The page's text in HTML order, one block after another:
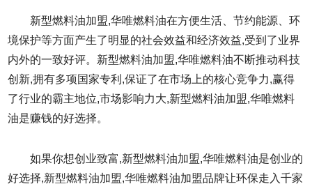
新型燃料油加盟,华唯燃料油在方便生活、节约能源、环
境保护等方面产生了明显的社会效益和经济效益,受到了业界
内外的一致好评。新型燃料油加盟,华唯燃料油不断推动科技
创新,拥有多项国家专利,保证了在市场上的核心竞争力,赢得
了行业的霸主地位,市场影响力大,新型燃料油加盟,华唯燃料
油是赚钱的好选择。
如果你想创业致富,新型燃料油加盟,华唯燃料油是创业的
好选择,新型燃料油加盟,华唯燃料油加盟品牌让环保走入千家